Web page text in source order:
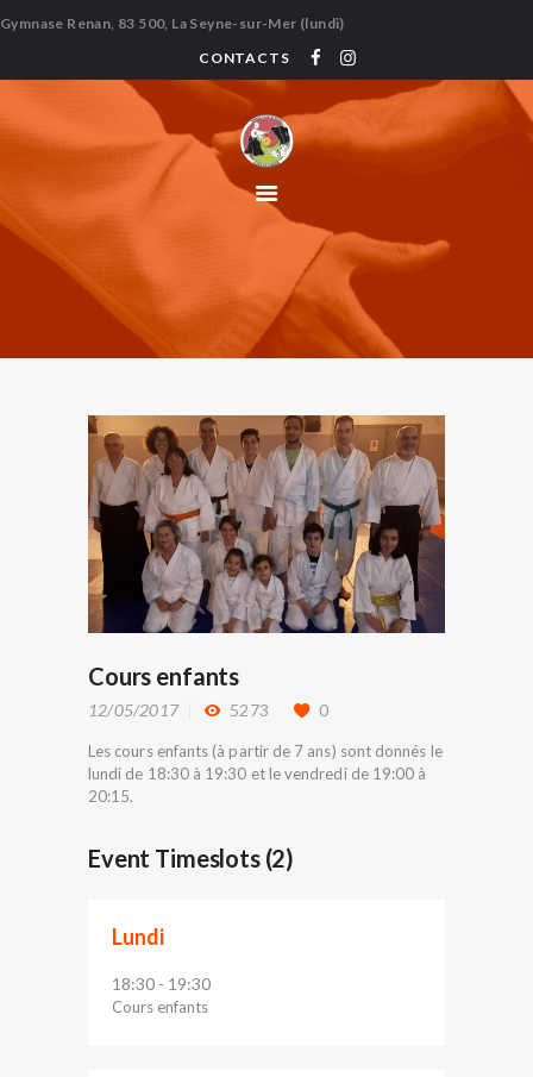
Gymnase Renan, 83 500, La Seyne-sur-Mer (lundi)
CONTACTS
ACCUEIL
QUI SOMMES-NOUS
BIBLIOTHÈQUE –
LIENS
ÉVÉNEMENTS
Cours enfants
12/05/2017 5273 0
Les cours enfants (à partir de 7 ans) sont donnés le
lundi de 18:30 à 19:30 et le vendredi de 19:00 à
20:15.
Event Timeslots (2)
Lundi
18:30- 19:30
Cours enfants